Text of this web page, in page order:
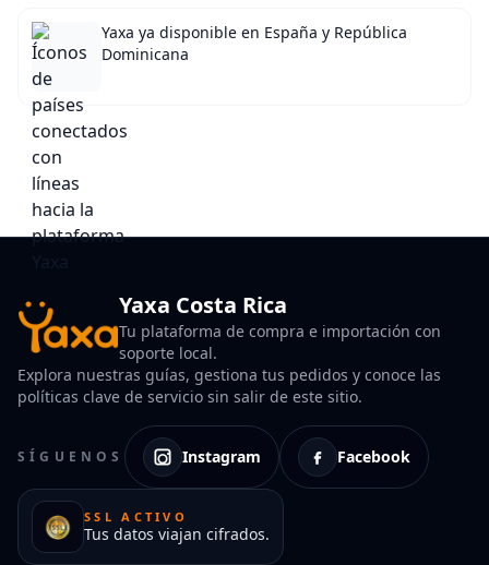
Yaxa ya disponible en España y República
Dominicana
Yaxa Costa Rica
Tu plataforma de compra e importación con
soporte local.
Explora nuestras guías, gestiona tus pedidos y conoce las
políticas clave de servicio sin salir de este sitio.
SÍGUENOS Instagram Facebook
SSL ACTIVO
Tus datos viajan cifrados.